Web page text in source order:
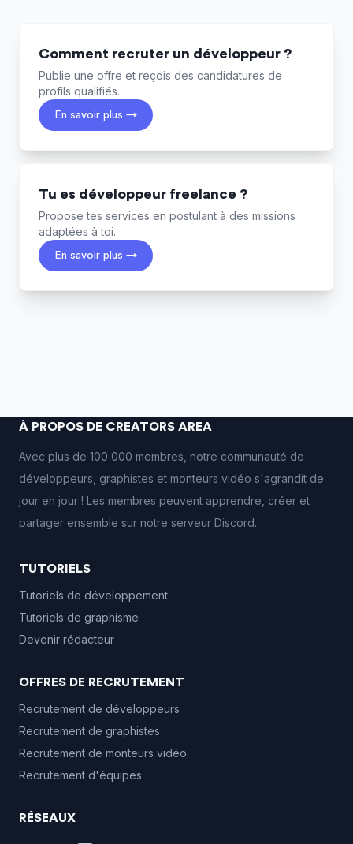
Comment recruter un développeur ?
Publie une offre et reçois des candidatures de
profils qualifiés.
En savoir plus →
Tu es développeur freelance ?
Propose tes services en postulant à des missions
adaptées à toi.
En savoir plus →
À PROPOS DE CREATORS AREA
Avec plus de 100 000 membres, notre communauté de
développeurs, graphistes et monteurs vidéo s'agrandit de
jour en jour ! Les membres peuvent apprendre, créer et
partager ensemble sur notre serveur Discord.
TUTORIELS
Tutoriels de développement
Tutoriels de graphisme
Devenir rédacteur
OFFRES DE RECRUTEMENT
Recrutement de développeurs
Recrutement de graphistes
Recrutement de monteurs vidéo
Recrutement d'équipes
RÉSEAUX